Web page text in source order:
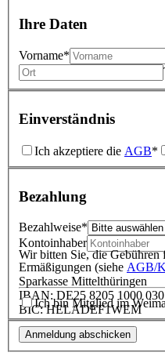
Ihre Daten
Vorname*
Einverständnis
Ich akzeptiere die AGB*
Bezahlung
Bezahlweise*
Kontoinhaber
Wir bitten Sie, die Gebühren
Sparkasse Mittelthüringen
IBAN: DE25 8205 1000
BIC: HELADEF1WEM
Ermäßigungen (siehe AGB/
Ich bin Mitglied im